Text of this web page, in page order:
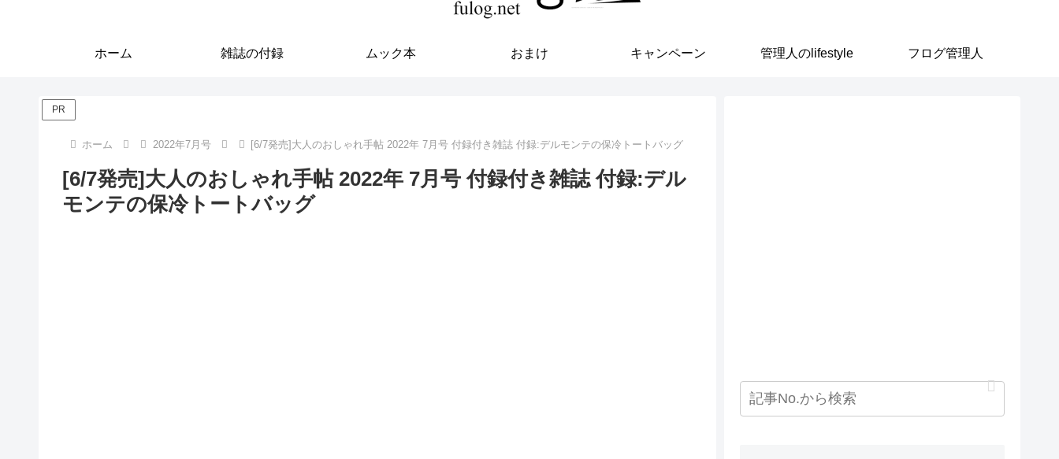
ホーム 雑誌の付録 ムック本 おまけ キャンペーン 管理人のlifestyle フログ管理人
PR
ホーム 2022年7月号 [6/7発売]大人のおしゃれ手帖 2022年 7月号 付録付き雑誌 付録:デルモンテの保冷トートバッグ
[6/7発売]大人のおしゃれ手帖 2022年 7月号 付録付き雑誌 付録:デル
モンテの保冷トートバッグ